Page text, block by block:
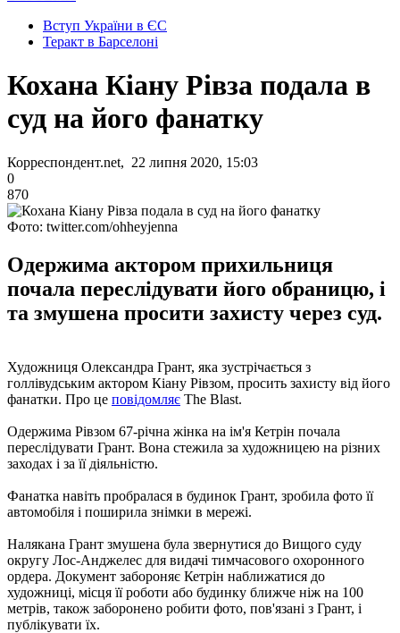
Вступ України в ЄС
Теракт в Барселоні
Кохана Кіану Рівза подала в
суд на його фанатку
Корреспондент.net, 22 липня 2020, 15:03
0
870
Фото: twitter.com/ohheyjenna
Одержима актором прихильниця
почала переслідувати його обраницю, і
та змушена просити захисту через суд.
Художниця Олександра Грант, яка зустрічається з
голлівудським актором Кіану Рівзом, просить захисту від його
фанатки. Про це повідомляє The Blast.
Одержима Рівзом 67-річна жінка на ім'я Кетрін почала
переслідувати Грант. Вона стежила за художницею на різних
заходах і за її діяльністю.
Фанатка навіть пробралася в будинок Грант, зробила фото її
автомобіля і поширила знімки в мережі.
Налякана Грант змушена була звернутися до Вищого суду
округу Лос-Анджелес для видачі тимчасового охоронного
ордера. Документ забороняє Кетрін наближатися до
художниці, місця її роботи або будинку ближче ніж на 100
метрів, також заборонено робити фото, пов'язані з Грант, і
публікувати їх.